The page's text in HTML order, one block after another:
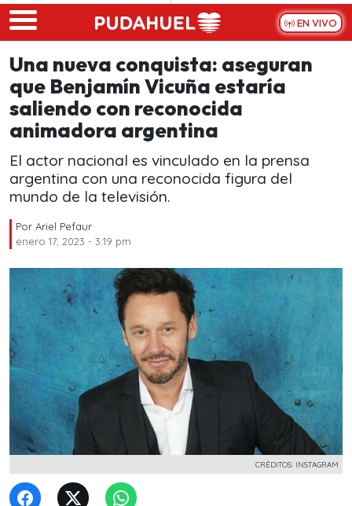
Skip to main content
EN VIVO
Una nueva conquista: aseguran
que Benjamín Vicuña estaría
saliendo con reconocida
animadora argentina
El actor nacional es vinculado en la prensa
argentina con una reconocida figura del
mundo de la televisión.
Por Ariel Pefaur
enero 17, 2023 - 3:19 pm
CRÉDITOS: INSTAGRAM